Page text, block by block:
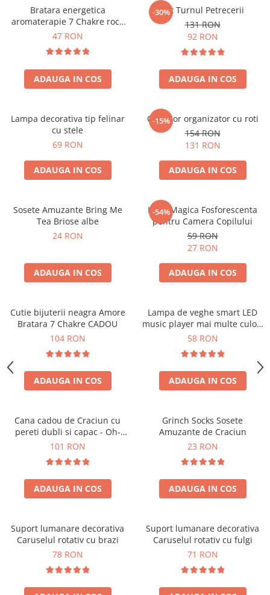
Bratara energetica
aromaterapie 7 Chakre roca
vulcanica
47 RON
ADAUGA IN COS
-30%Set Turnul Petrecerii
131 RON
92 RON
ADAUGA IN COS
Lampa decorativa tip felinar
cu stele
69 RON
ADAUGA IN COS
-15%
Carucior organizator cu roti
154 RON
131 RON
ADAUGA IN COS
Sosete Amuzante Bring Me
Tea Briose albe
24 RON
ADAUGA IN COS
-54%
Luna Magica Fosforescenta
pentru Camera Copilului
59 RON
27 RON
ADAUGA IN COS
Cutie bijuterii neagra Amore
Bratara 7 Chakre CADOU
104 RON
ADAUGA IN COS
Lampa de veghe smart LED
music player mai multe culori
touch control handsfree
58 RON
ADAUGA IN COS
Cana cadou de Craciun cu
pereti dubli si capac - Oh-
Brad-frumos
101 RON
ADAUGA IN COS
Grinch Socks Sosete
Amuzante de Craciun
23 RON
ADAUGA IN COS
Suport lumanare decorativa
Caruselul rotativ cu brazi
78 RON
Suport lumanare decorativa
Caruselul rotativ cu fulgi
71 RON